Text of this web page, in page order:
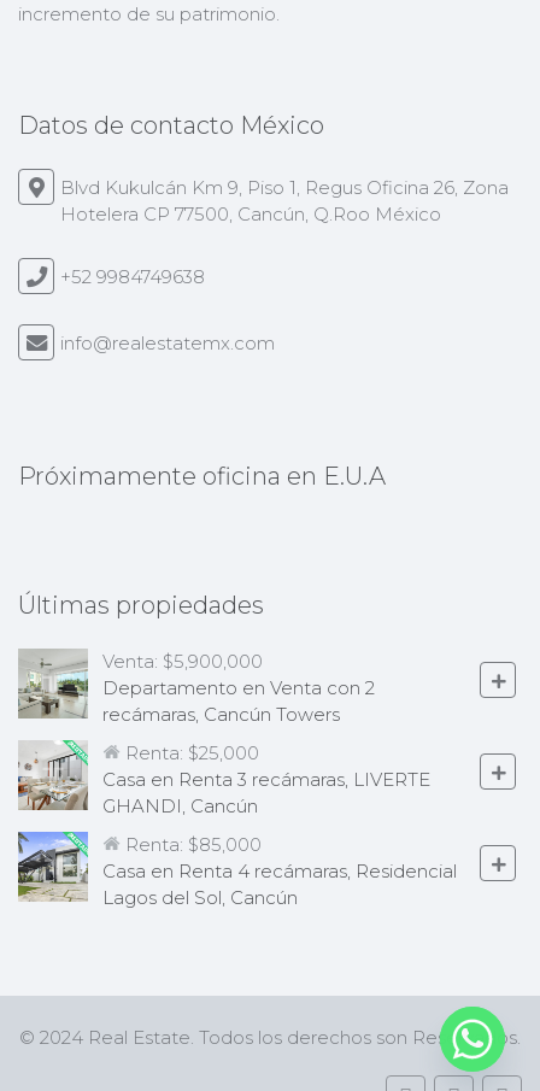
incremento de su patrimonio.
Datos de contacto México
Blvd Kukulcán Km 9, Piso 1, Regus Oficina 26, Zona
Hotelera CP 77500, Cancún, Q.Roo México
+52 9984749638
info@realestatemx.com
Próximamente oficina en E.U.A
Últimas propiedades
Venta: $5,900,000
Departamento en Venta con 2
recámaras, Cancún Towers
Renta: $25,000
Casa en Renta 3 recámaras, LIVERTE
GHANDI, Cancún
Renta: $85,000
Casa en Renta 4 recámaras, Residencial
Lagos del Sol, Cancún
© 2024 Real Estate. Todos los derechos son Reservados.